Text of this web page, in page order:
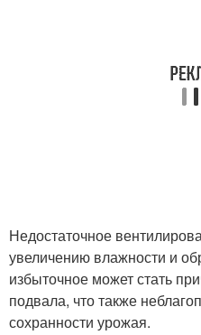
Недостаточное
увеличению влажности и
избыточное может стать
подвала, что также
сохранности урожая.